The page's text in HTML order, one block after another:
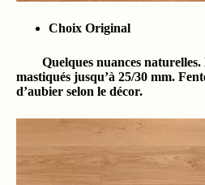
Choix Original
Quelques nuances naturelles.
mastiqués jusqu’à 25/30 mm.
d’aubier selon le décor.